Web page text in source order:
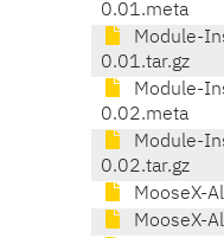
0.01.meta
Module-
0.01.tar.gz
Module-
0.02.meta
Module-
0.02.tar.gz
MooseX-
MooseX-